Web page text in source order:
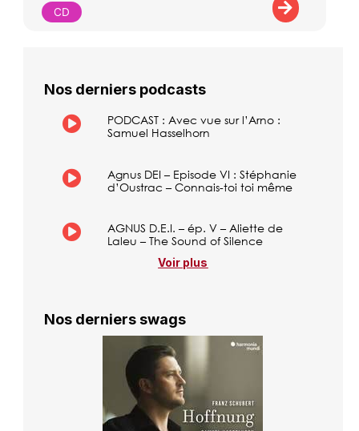
CD
Nos derniers podcasts
PODCAST : Avec vue sur l’Arno :
Samuel Hasselhorn
Agnus DEI – Episode VI : Stéphanie
d’Oustrac – Connais-toi toi même
AGNUS D.E.I. – ép. V – Aliette de
Laleu – The Sound of Silence
Voir plus
Nos derniers swags